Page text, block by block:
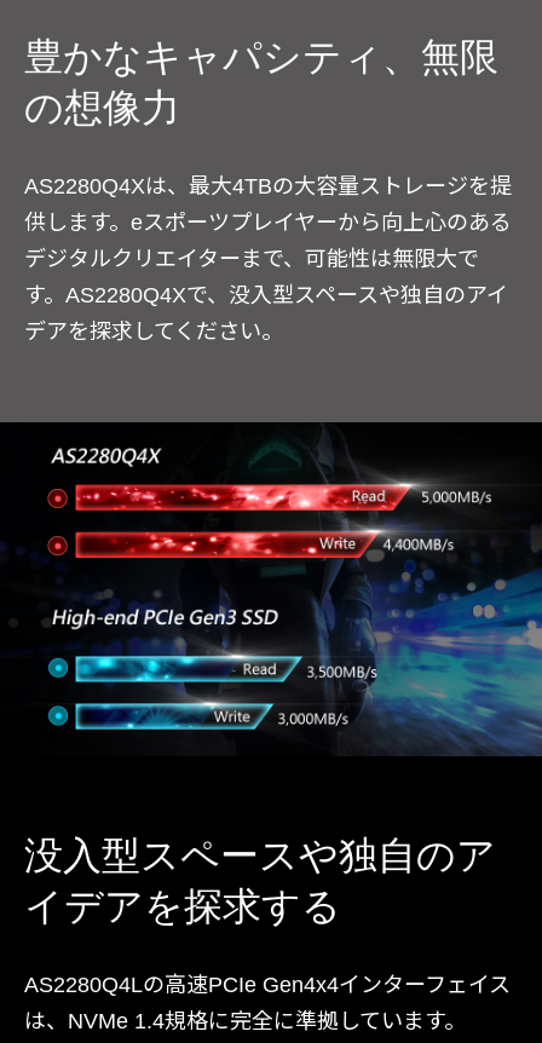
豊かなキャパシティ、無限
の想像力
AS2280Q4Xは、最大4TBの大容量ストレージを提
供します。eスポーツプレイヤーから向上心のある
デジタルクリエイターまで、可能性は無限大で
す。AS2280Q4Xで、没入型スペースや独自のアイ
デアを探求してください。
没入型スペースや独自のア
イデアを探求する
AS2280Q4Lの高速PCIe Gen4x4インターフェイス
は、NVMe 1.4規格に完全に準拠しています。